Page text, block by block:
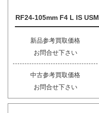
RF24-105mm F4 L IS USM
新品参考買取価格
お問合せ下さい
中古参考買取価格
お問合せ下さい